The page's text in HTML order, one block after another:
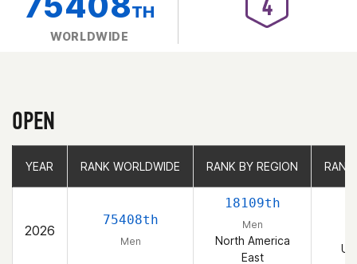
TH
WORLDWIDE
OPEN
YEAR RANK WORLDWIDE RANK BY REGION
2026
75408th
Men
18109th
Men
North America
East
YEAR RANK WORLDWIDE RANK BY REGION